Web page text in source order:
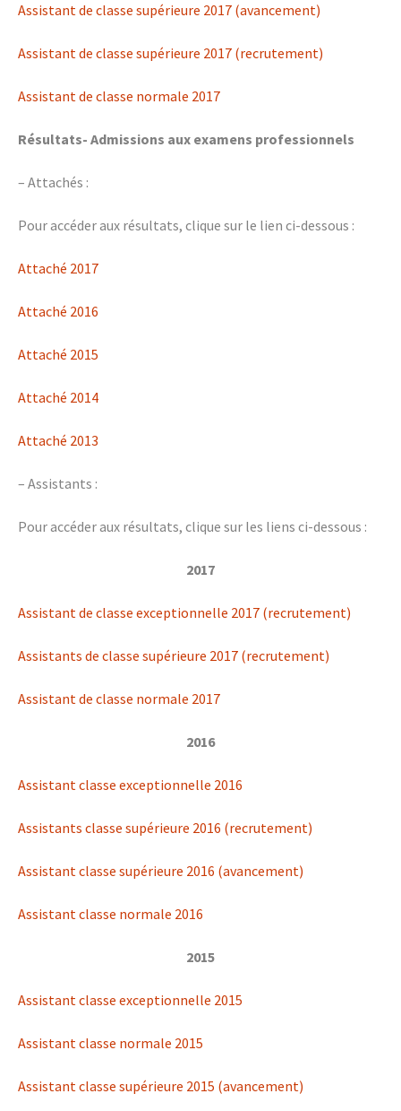
Assistant de classe supérieure 2017 (avancement)
Assistant de classe supérieure 2017 (recrutement)
Assistant de classe normale 2017
Résultats- Admissions aux examens professionnels
– Attachés :
Pour accéder aux résultats, clique sur le lien ci-dessous :
Attaché 2017
Attaché 2016
Attaché 2015
Attaché 2014
Attaché 2013
– Assistants :
Pour accéder aux résultats, clique sur les liens ci-dessous :
2017
Assistant de classe exceptionnelle 2017 (recrutement)
Assistants de classe supérieure 2017 (recrutement)
Assistant de classe normale 2017
2016
Assistant classe exceptionnelle 2016
Assistants classe supérieure 2016 (recrutement)
Assistant classe supérieure 2016 (avancement)
Assistant classe normale 2016
2015
Assistant classe exceptionnelle 2015
Assistant classe normale 2015
Assistant classe supérieure 2015 (avancement)